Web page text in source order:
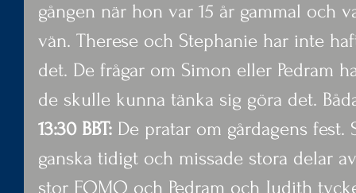
gången när hon var 15 år gammal och
vän. Therese och Stephanie har inte
det. De frågar om Simon eller Pedram
de skulle kunna tänka sig göra det.
13:30 BBT: De pratar om gårdagens
ganska tidigt och missade stora delar
stor FOMO och Pedram och Judith